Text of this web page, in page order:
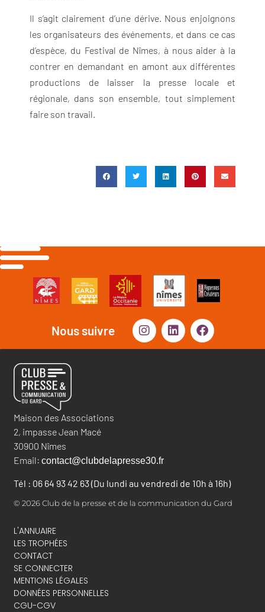
Il s’agit clairement d’une dérive. Nous enjoignons
les organisateurs des événements, et dans ce cas
d’espèce, du Festival de Nîmes, à nous aider à la
contrer en demandant en amont aux différentes
productions de laisser la presse locale et
régionale, dans son ensemble, tout simplement
faire son travail.
Nous suivre
Maison des Associations
2, impasse Jean Macé
30900 Nîmes
Email: contact@clubdelapresse30.fr
Tél : 06 64 93 42 63 (Du lundi au vendredi de 10h à 16h)
© 2026 Club de la presse et de la communication du Gard
L'ANNUAIRE
LES TROPHÉES
CONTACT
SE CONNECTER
MENTIONS LÉGALES
DONNÉES PERSONNELLES
CGU-CGV